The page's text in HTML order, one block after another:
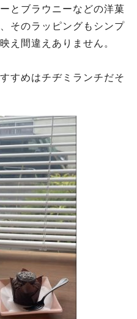
とブラウニーなどの洋菓
そのラッピングもシンプ
え間違えありません。
すめはチヂミランチだそ